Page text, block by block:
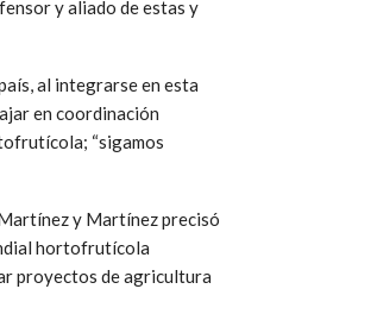
y aliado de estas y
al integrarse en esta
en coordinación
“sigamos
y Martínez precisó
hortofrutícola
proyectos de agricultura